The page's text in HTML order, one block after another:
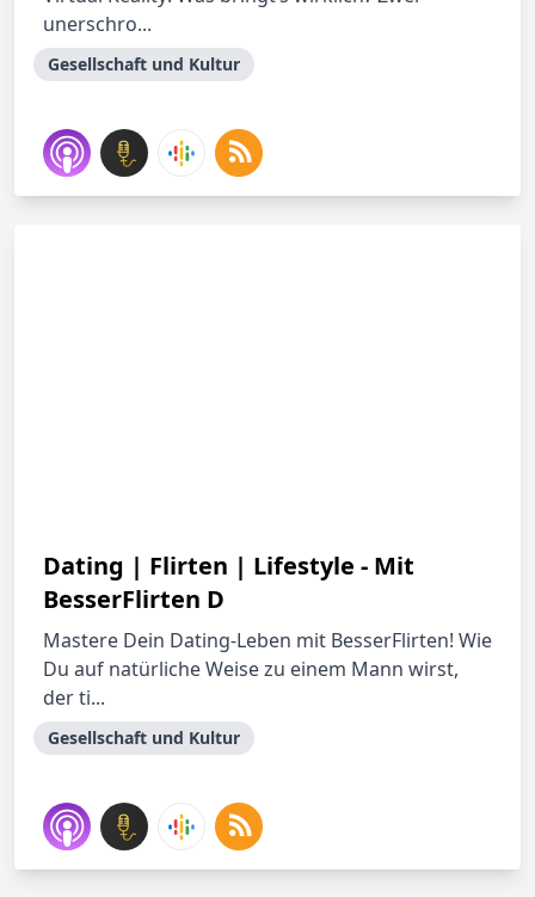
unerschro...
Gesellschaft und Kultur
Dating | Flirten | Lifestyle - Mit
BesserFlirten D
Mastere Dein Dating-Leben mit BesserFlirten! Wie
Du auf natürliche Weise zu einem Mann wirst,
der ti...
Gesellschaft und Kultur